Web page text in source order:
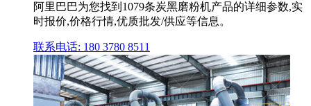
阿里巴巴为您找到1079条炭黑磨粉机产品的详细参数,实
时报价,价格行情,优质批发/供应等信息。
联系电话: 180 3780 8511